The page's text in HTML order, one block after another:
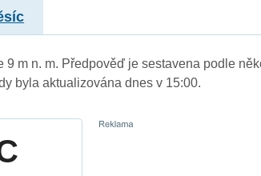
9 m n. m. Předpověď je sestavena podle
byla aktualizována dnes v 15:00.